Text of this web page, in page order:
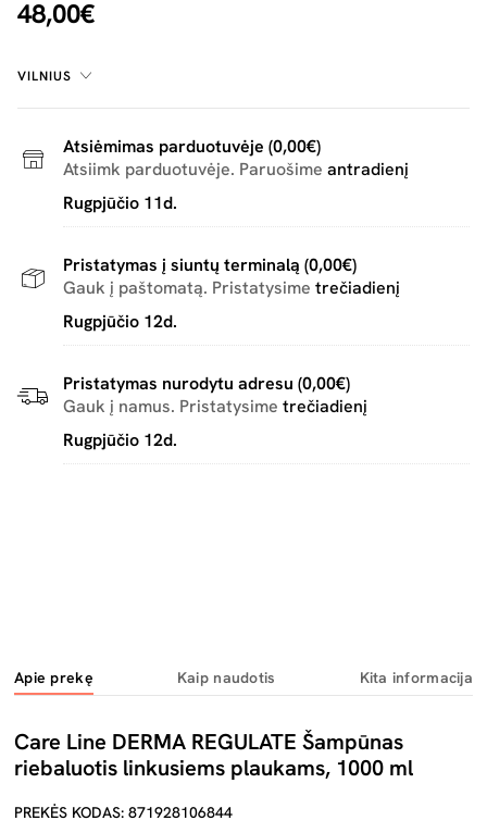
48,00€
VILNIUS
Atsiėmimas parduotuvėje (0,00€)
Atsiimk parduotuvėje. Paruošime antradienį
Rugpjūčio 11d.
Pristatymas į siuntų terminalą (0,00€)
Gauk į paštomatą. Pristatysime trečiadienį
Rugpjūčio 12d.
Pristatymas nurodytu adresu (0,00€)
Gauk į namus. Pristatysime trečiadienį
Rugpjūčio 12d.
Apie prekę Kaip naudotis Kita informacija
Care Line DERMA REGULATE Šampūnas
riebaluotis linkusiems plaukams, 1000 ml
PREKĖS KODAS: 871928106844